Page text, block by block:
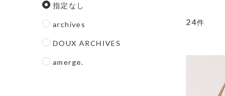
指定なし
archives
DOUX ARCHIVES
amerge.
24件